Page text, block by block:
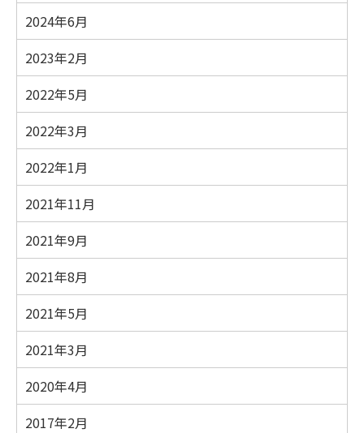
2024年6月
2023年2月
2022年5月
2022年3月
2022年1月
2021年11月
2021年9月
2021年8月
2021年5月
2021年3月
2020年4月
2017年2月